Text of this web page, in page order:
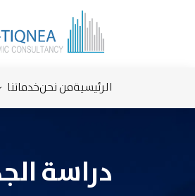
الرئيسيةمن نحنخدماتنا
دراسة